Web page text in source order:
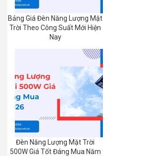
Bảng Giá Đèn Năng Lượng Mặt
Trời Theo Công Suất Mới Hiện
Nay
Đèn Năng Lượng Mặt Trời
500W Giá Tốt Đáng Mua Năm